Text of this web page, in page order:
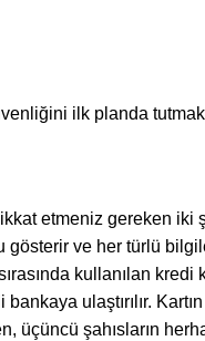
ilk planda
etmeniz gereken iki
ve her türlü
kullanılan
ulaştırılır.
üçüncü şahısların